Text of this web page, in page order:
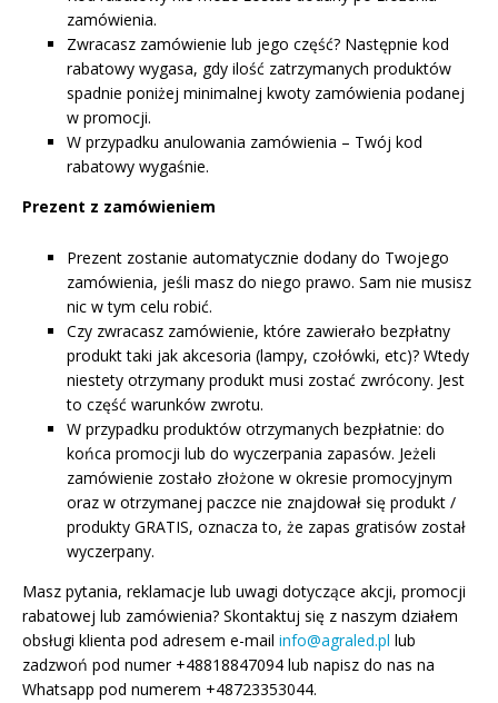
zamówienia.
Zwracasz zamówienie lub jego część? Następnie kod
rabatowy wygasa, gdy ilość zatrzymanych produktów
spadnie poniżej minimalnej kwoty zamówienia podanej
w promocji.
W przypadku anulowania zamówienia – Twój kod
rabatowy wygaśnie.
Prezent z zamówieniem
Prezent zostanie automatycznie dodany do Twojego
zamówienia, jeśli masz do niego prawo. Sam nie musisz
nic w tym celu robić.
Czy zwracasz zamówienie, które zawierało bezpłatny
produkt taki jak akcesoria (lampy, czołówki, etc)? Wtedy
niestety otrzymany produkt musi zostać zwrócony. Jest
to część warunków zwrotu.
W przypadku produktów otrzymanych bezpłatnie: do
końca promocji lub do wyczerpania zapasów. Jeżeli
zamówienie zostało złożone w okresie promocyjnym
oraz w otrzymanej paczce nie znajdował się produkt /
produkty GRATIS, oznacza to, że zapas gratisów został
wyczerpany.
Masz pytania, reklamacje lub uwagi dotyczące akcji, promocji
rabatowej lub zamówienia? Skontaktuj się z naszym działem
obsługi klienta pod adresem e-mail info@agraled.pl lub
zadzwoń pod numer +48818847094 lub napisz do nas na
Whatsapp pod numerem +48723353044.